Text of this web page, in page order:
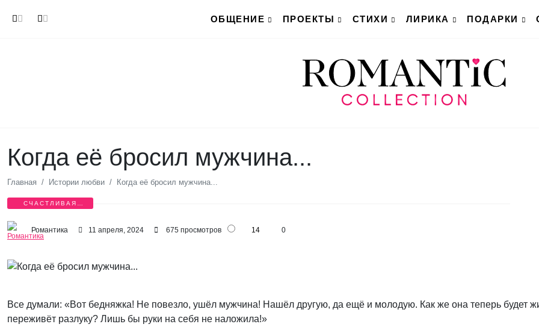
ОБЩЕНИЕ
ПРОЕКТЫ СТИХИ ЛИРИКА ПОДАРКИ
Когда её бросил мужчина...
Главная Истории любви Когда её бросил мужчина...
СЧАСТЛИВАЯ
Романтика 11 апреля, 2024 675 просмотров 14 0
Все думали: «Вот бедняжка! Не повезло, ушёл мужчина! Нашёл другую, да ещё и молодую. Как же она теперь будет
переживёт разлуку? Лишь бы руки на себя не наложила!»